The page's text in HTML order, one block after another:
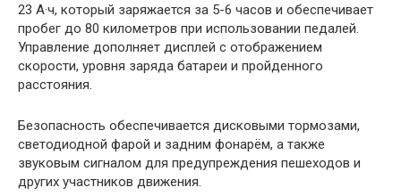
23 А·ч, который заряжается за 5-6 часов и обеспечивает
пробег до 80 километров при использовании педалей.
Управление дополняет дисплей с отображением
скорости, уровня заряда батареи и пройденного
расстояния.
Безопасность обеспечивается дисковыми тормозами,
светодиодной фарой и задним фонарём, а также
звуковым сигналом для предупреждения пешеходов и
других участников движения.